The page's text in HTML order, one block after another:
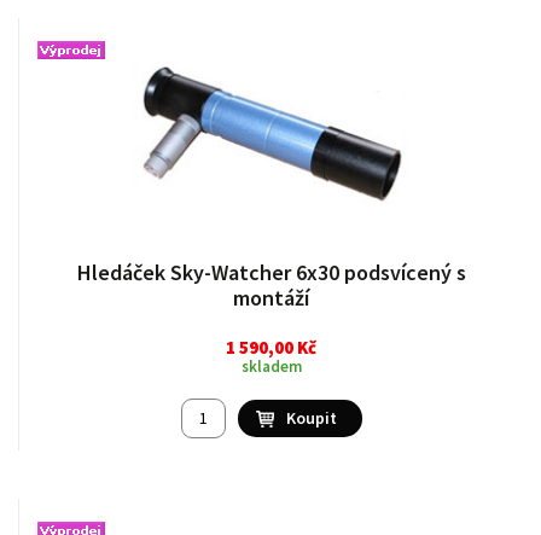
Hledáček Sky-Watcher 6x30 podsvícený s
montáží
1 590,00 Kč
skladem